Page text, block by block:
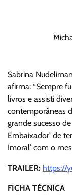
Sabrina
afirma: “Sempre
livros e assisti
contemporâneas
grande sucesso
Embaixador’ de
Imoral’ com o
TRAILER: https://
FICHA TÉCNICA